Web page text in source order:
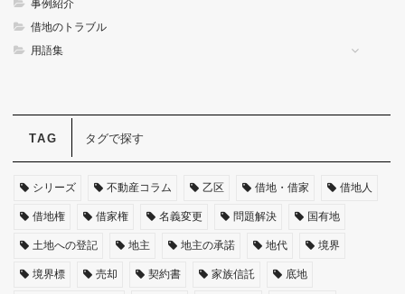
事例紹介
借地のトラブル
用語集
タグで探す
シリーズ 不動産コラム 乙区 借地・借家 借地人
借地権 借家権 名義変更 問題解決 国有地
土地への登記 地主 地主の承諾 地代 境界
境界標 売却 契約書 家族信託 底地